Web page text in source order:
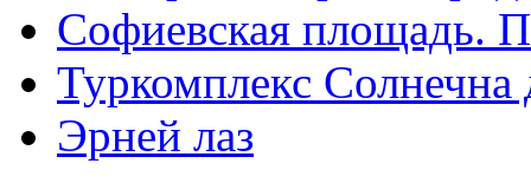
Софиевская площадь.
Туркомплекс Солнечна
Эрней лаз